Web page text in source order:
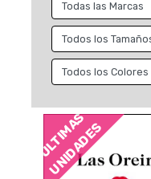
ÚLTIMAS
UNIDADES